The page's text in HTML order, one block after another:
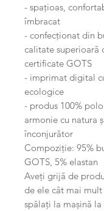
- spațioas,
îmbracat
- confecționat din
calitate superioară
certificate GOTS
- imprimat digital
ecologice
- produs 100%
armonie cu natura
înconjurător
Compoziție: 95%
GOTS, 5% elastan
Aveți grijă de
de ele cât mai
spălați la mașină la